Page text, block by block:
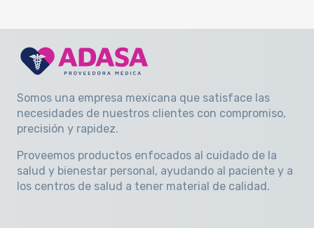
Somos una empresa mexicana que satisface las
necesidades de nuestros clientes con compromiso,
precisión y rapidez.
Proveemos productos enfocados al cuidado de la
salud y bienestar personal, ayudando al paciente y a
los centros de salud a tener material de calidad.